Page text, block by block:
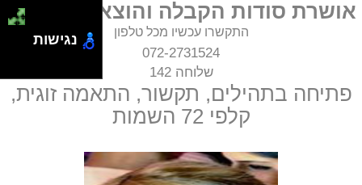
אושרת סודות הקבלה והוצאת עין הרע
התקשרו עכשיו מכל טלפון
072-2731524
שלוחה 142
פתיחה בתהילים, תקשור, התאמה זוגית,
קלפי 72 השמות
נגישות